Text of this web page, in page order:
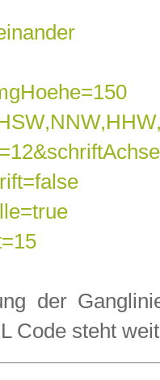
der
Code steht